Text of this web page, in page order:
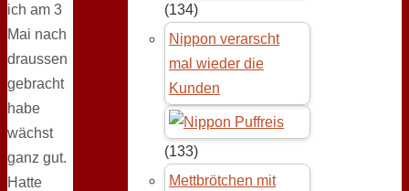
ich am 3
Mai nach
draussen
gebracht
habe
wächst
ganz gut.
Hatte
(134)
Nippon verarscht
mal wieder die
Kunden
(133)
Mettbrötchen mit